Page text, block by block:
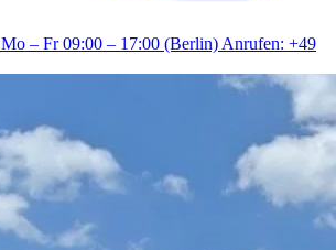
Mo – Fr 09:00 – 17:00 (Berlin)Anrufen: +49